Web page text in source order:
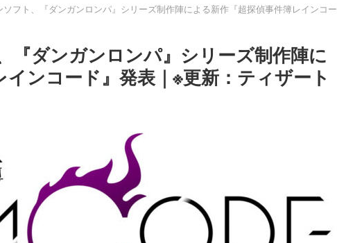
ソフト、『ダンガンロンパ』シリーズ制作陣による新作『超探偵事件簿レインコー
『ダンガンロンパ』シリーズ制作陣に
ンコード』発表｜※更新：ティザート